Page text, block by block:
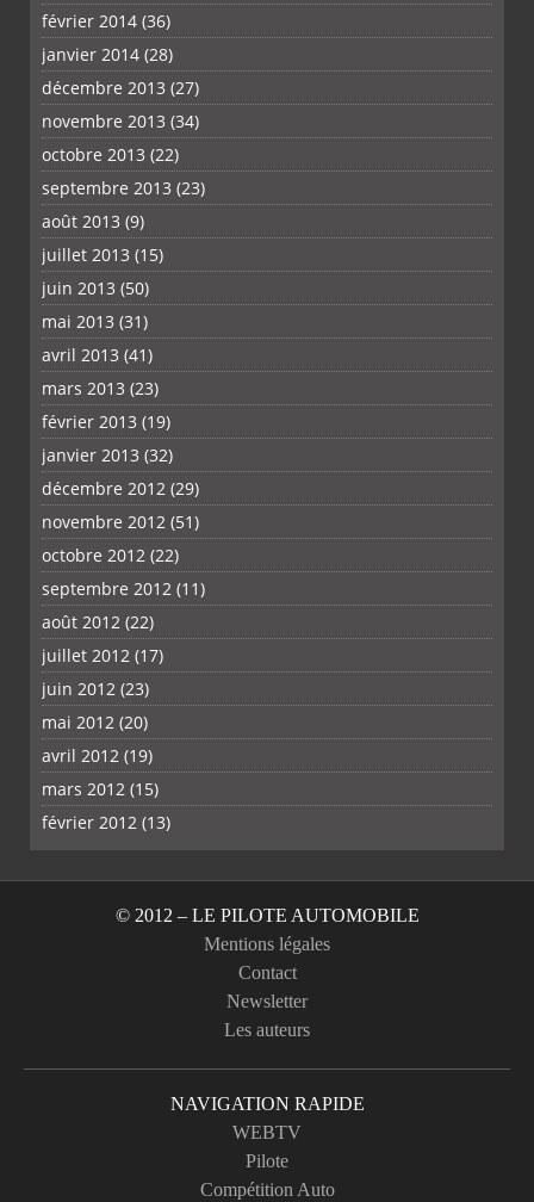
février 2014 (36)
janvier 2014 (28)
décembre 2013 (27)
novembre 2013 (34)
octobre 2013 (22)
septembre 2013 (23)
août 2013 (9)
juillet 2013 (15)
juin 2013 (50)
mai 2013 (31)
avril 2013 (41)
mars 2013 (23)
février 2013 (19)
janvier 2013 (32)
décembre 2012 (29)
novembre 2012 (51)
octobre 2012 (22)
septembre 2012 (11)
août 2012 (22)
juillet 2012 (17)
juin 2012 (23)
mai 2012 (20)
avril 2012 (19)
mars 2012 (15)
février 2012 (13)
© 2012 – LE PILOTE AUTOMOBILE
Mentions légales
Contact
Newsletter
Les auteurs
NAVIGATION RAPIDE
WEBTV
Pilote
Compétition Auto